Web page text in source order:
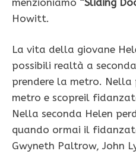
Howitt.
La vita della giovane
possibili realtà a
prendere la metro. Nella
metro e scopreil
Nella seconda Helen
quando ormai il
Gwyneth Paltrow, John